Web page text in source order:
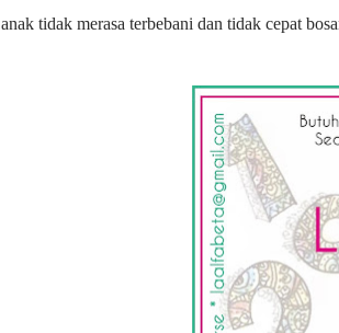
anak tidak merasa terbebani dan tidak cepat